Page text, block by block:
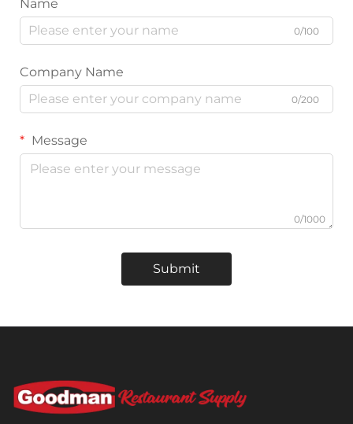
Name
0/100
Company Name
0/200
Message
0/1000
Submit